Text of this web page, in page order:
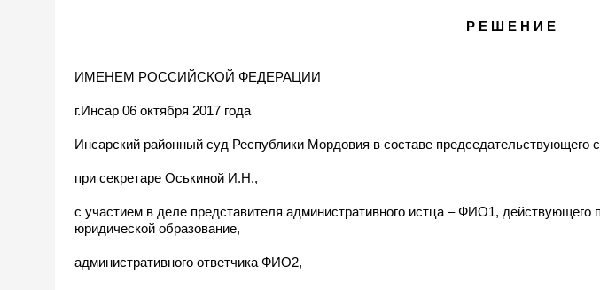
Р Е Ш Е Н И Е
ИМЕНЕМ РОССИЙСКОЙ ФЕДЕРАЦИИ
г.Инсар 06 октября 2017 года
Инсарский районный суд Республики Мордовия в составе председательствующего
при секретаре Оськиной И.Н.,
с участием в деле представителя административного истца – ФИО1, действующего
юридической образование,
административного ответчика ФИО2,